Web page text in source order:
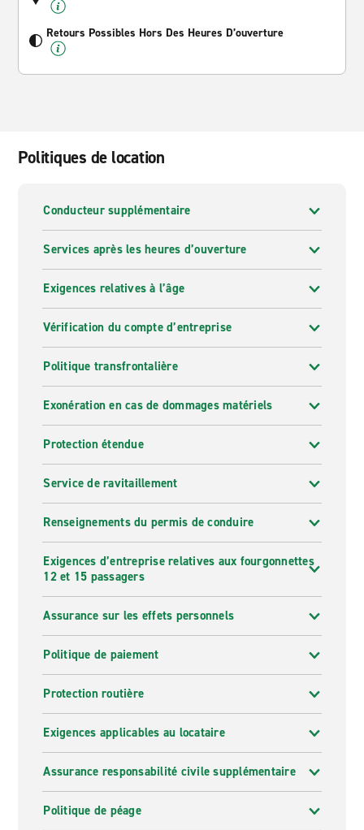
Retours Possibles Hors Des Heures D’ouverture
Politiques de location
Conducteur supplémentaire
Services après les heures d’ouverture
Exigences relatives à l’âge
Vérification du compte d’entreprise
Politique transfrontalière
Exonération en cas de dommages matériels
Protection étendue
Service de ravitaillement
Renseignements du permis de conduire
Exigences d’entreprise relatives aux fourgonnettes
12 et 15 passagers
Assurance sur les effets personnels
Politique de paiement
Protection routière
Exigences applicables au locataire
Assurance responsabilité civile supplémentaire
Politique de péage